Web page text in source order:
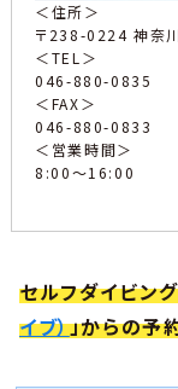
＜住所＞
〒238-0224 神奈
＜TEL＞
046-880-0835
＜FAX＞
046-880-0833
＜営業時間＞
8:00〜16:00
セルフダイビン
イブ）」からの予